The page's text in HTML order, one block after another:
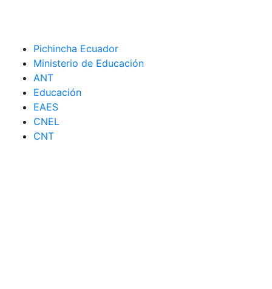
Pichincha Ecuador
Ministerio de Educación
ANT
Educación
EAES
CNEL
CNT